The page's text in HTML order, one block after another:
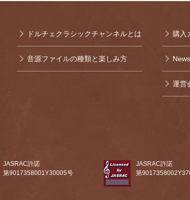
ドルチェクラシックチャンネルとは
音源ファイルの種類と楽しみ方
購入
News
運営
JASRAC許諾
第9017358001Y30005号
JASRAC許諾
第